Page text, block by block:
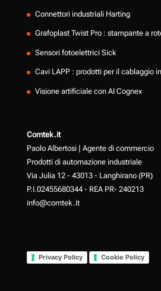
Connettori industriali Harting
Grafoplast Twist Pro : stampante a
Sensori fotoelettrici Sick
Cavi LAPP : prodotti per il cablaggio
Visione artificiale con AI Cognex
Comtek.it
Paolo Albertosi | Agente di commercio
Prodotti di automazione industriale
Via Julia 12 - 43013 - Langhirano (PR)
P.I.02455680344 - REA PR- 240213
info@comtek.it
Privacy Policy Cookie Policy